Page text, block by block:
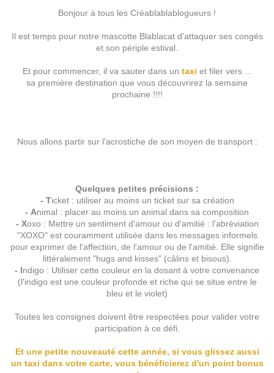
Bonjour à tous les Créablablablogueurs !
Il est temps pour notre mascotte Blablacat d'attaquer ses congés
et son périple estival.
Et pour commencer, il va sauter dans un taxi et filer vers ...
sa première destination que vous découvrirez la semaine
prochaine !!!!
Nous allons partir sur l'acrostiche de son moyen de transport :
Quelques petites précisions :
- Ticket : utiliser au moins un ticket sur sa création
- Animal : placer au moins un animal dans sa composition
- Xoxo : Mettre un sentiment d'amour ou d'amitié : l'abréviation
"XOXO" est couramment utilisée dans les messages informels
pour exprimer de l'affection, de l'amour ou de l'amitié. Elle signifie
littéralement "hugs and kisses" (câlins et bisous).
- Indigo : Utiliser cette couleur en la dosant à votre convenance
(l'indigo est une couleur profonde et riche qui se situe entre le
bleu et le violet)
Toutes les consignes doivent être respectées pour valider votre
participation à ce défi.
Et une petite nouveauté cette année, si vous glissez aussi
un taxi dans votre carte, vous bénéficierez d'un point bonus